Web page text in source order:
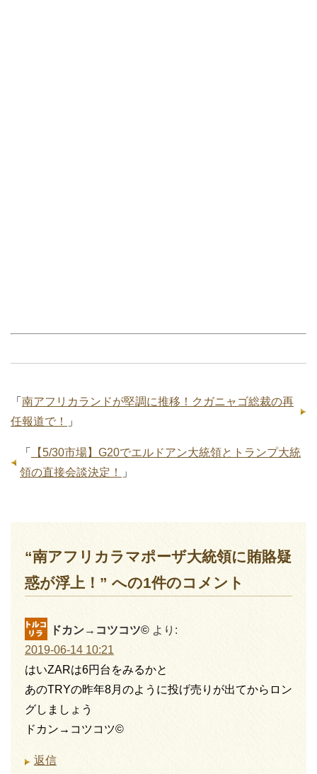
「 南アフリカランドが堅調に推移！クガニャゴ総裁の再
任報道で！
」
「
【5/30市場】G20でエルドアン大統領とトランプ大統
領の直接会談決定！
」
“南アフリカラマポーザ大統領に賄賂疑
惑が浮上！” への1件のコメント
ドカン→コツコツ© より:
2019-06-14 10:21
はいZARは6円台をみるかと
あのTRYの昨年8月のように投げ売りが出てからロン
グしましょう
ドカン→コツコツ©
返信